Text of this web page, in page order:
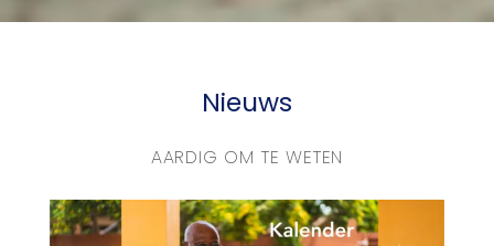
Nieuws
AARDIG OM TE WETEN